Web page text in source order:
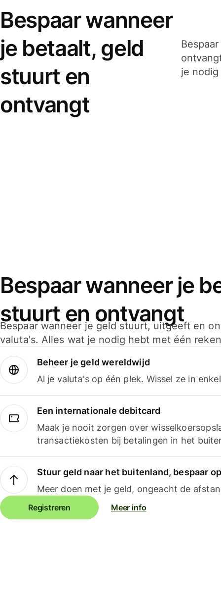
Bespaar wanneer
je betaalt, geld
stuurt en
ontvangt
je
Bespaar wanneer je
stuurt en ontvangt
Bespaar wanneer je geld stuurt, uitgeeft en
valuta's. Alles wat je nodig hebt met één
Beheer je geld wereldwijd
Al je valuta's op één plek. Wissel ze in
Een internationale debitcard
Maak je nooit zorgen over
transactiekosten bij betalingen in het
Stuur geld naar het buitenland, bespaar
Meer doen met je geld, ongeacht de
Registreren Meer info